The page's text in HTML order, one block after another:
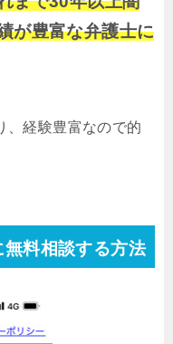
が豊富な弁護士に
、経験豊富なので的
料相談する方法